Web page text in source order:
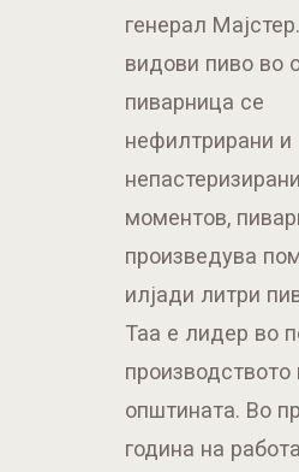
генерал
видови пиво во
пиварница се
нефилтрирани и
моментов,
произведува
илјади литри
Таа е лидер во
производството
општината. Во
година на